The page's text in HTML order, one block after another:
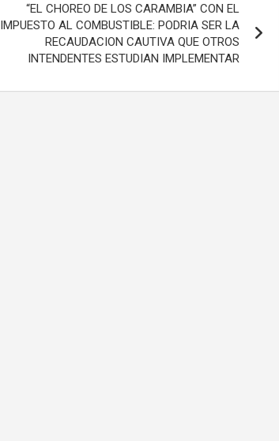
“EL CHOREO DE LOS CARAMBIA” CON EL
IMPUESTO AL COMBUSTIBLE: PODRIA SER LA
RECAUDACION CAUTIVA QUE OTROS
INTENDENTES ESTUDIAN IMPLEMENTAR